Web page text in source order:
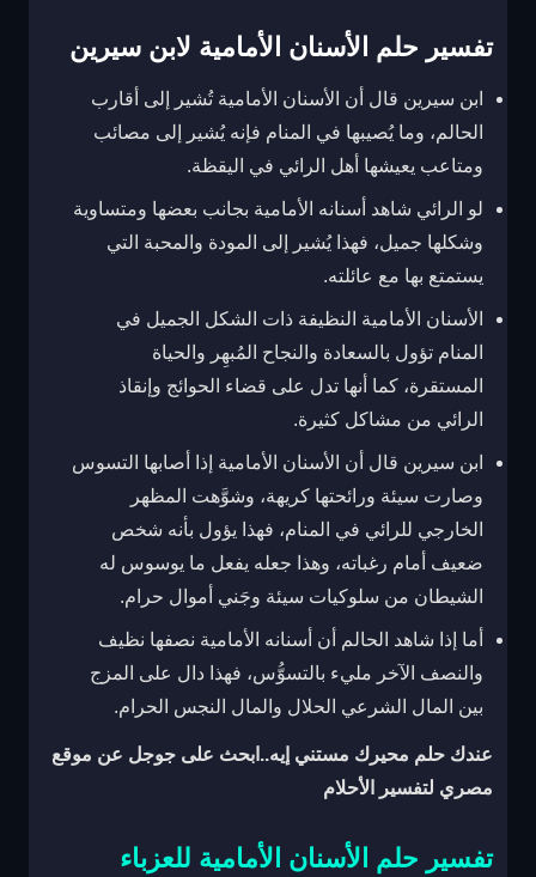
تفسير حلم الأسنان الأمامية لابن سيرين
ابن سيرين قال أن الأسنان الأمامية تُشير إلى أقارب
الحالم، وما يُصيبها في المنام فإنه يُشير إلى مصائب
ومتاعب يعيشها أهل الرائي في اليقظة.
لو الرائي شاهد أسنانه الأمامية بجانب بعضها ومتساوية
وشكلها جميل، فهذا يُشير إلى المودة والمحبة التي
يستمتع بها مع عائلته.
الأسنان الأمامية النظيفة ذات الشكل الجميل في
المنام تؤول بالسعادة والنجاح المُبهِر والحياة
المستقرة، كما أنها تدل على قضاء الحوائج وإنقاذ
الرائي من مشاكل كثيرة.
ابن سيرين قال أن الأسنان الأمامية إذا أصابها التسوس
وصارت سيئة ورائحتها كريهة، وشوَّهت المظهر
الخارجي للرائي في المنام، فهذا يؤول بأنه شخص
ضعيف أمام رغباته، وهذا جعله يفعل ما يوسوس له
الشيطان من سلوكيات سيئة وجَني أموال حرام.
أما إذا شاهد الحالم أن أسنانه الأمامية نصفها نظيف
والنصف الآخر مليء بالتسوُّس، فهذا دال على المزج
بين المال الشرعي الحلال والمال النجس الحرام.
عندك حلم محيرك مستني إيه..ابحث على جوجل عن موقع
مصري لتفسير الأحلام
تفسير حلم الأسنان الأمامية للعزباء